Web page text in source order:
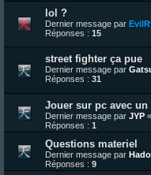
lol ?
Dernier message par
Réponses : 15
street fighter ça pue
Dernier message par
Réponses : 31
Jouer sur pc avec un
Dernier message par JYP «
Réponses : 1
Questions materiel
Dernier message par
Réponses : 9